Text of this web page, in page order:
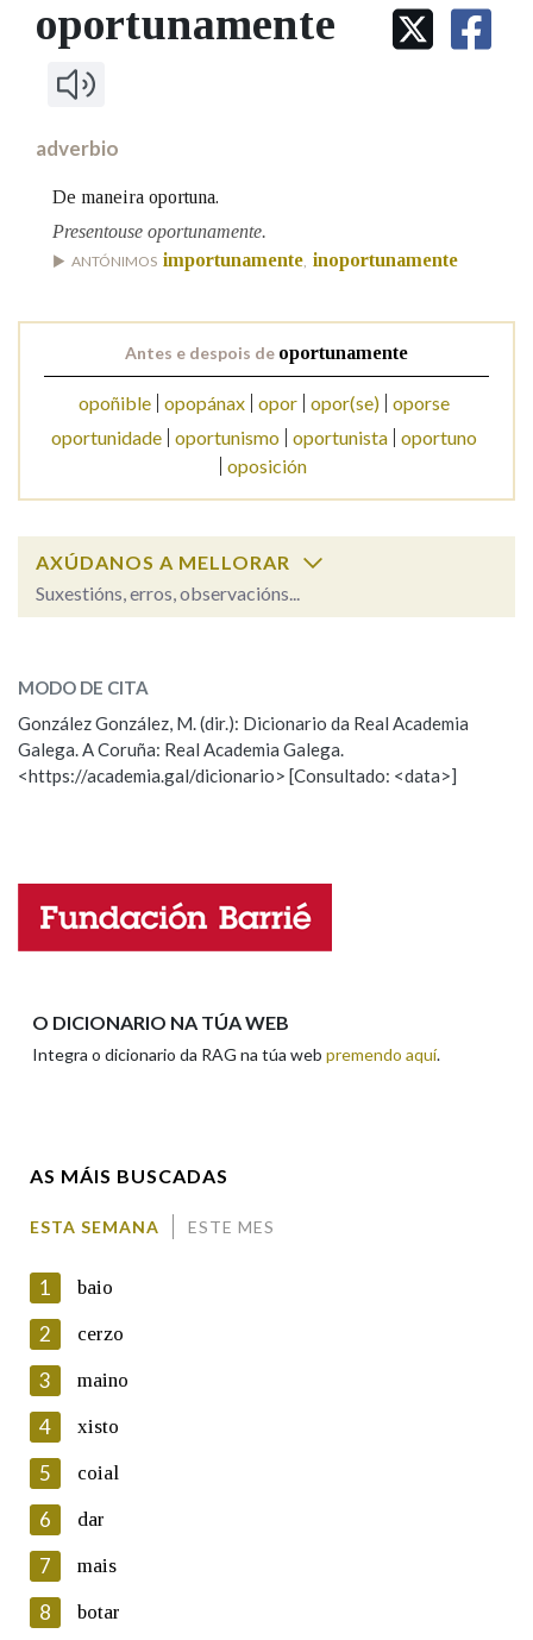
IDENTIDADE CORPORATIVA
MARCIAL DEL ADALID
FIGURAS HOMENAXEADAS
Facebook
TwitterYoutubeInstagram
Bluesky
BUSCAR NOS LEMAS
Comeza por
Contén
BUSCAR NO CONTIDO
Nas definicións
Nos exemplos
Na fraseoloxía
Marcas gramaticais
LIMPAR
oportunamente
adverbio
De maneira oportuna.
Presentouse oportunamente.
ANTÓNIMOS importunamente inoportunamente
Antes e despois de oportunamente
opoñible opopánax opor opor(se)
oporse
oportunidade
oportunismo oportunista
oportuno
oposición
AXÚDANOS A MELLORAR
Suxestións, erros, observacións...
ESCOLLE UNHA OPCIÓN:
Observación Hai un erro na palabra
Propoño mellorar a definición
Nome
En cumprimento da normativa vixente en materia de
Protección de Datos de Carácter Persoal, a Real Academia
Galega informa a aqueles usuarios que faciliten o seu correo
electrónico, así como calquera outra información de carácter
persoal, que estes datos serán obxecto de tratamento
automatizado de carácter confidencial e incorporados aos seus
ficheiros informáticos. Así mesmo, os usuarios poderán exercer o
seu dereito de acceso, rectificación, oposición e cancelación dos
seus datos poñéndose en contacto connosco.
Lin e acepto as condicións da política de
MODO DE CITA
González González, M. (dir.): Dicionario da Real Academia
Galega. A Coruña: Real Academia Galega.
<https://academia.gal/dicionario> [Consultado: <data>]
O DICIONARIO NA TÚA WEB
Integra o dicionario da RAG na túa web premendo aquí.
AS MÁIS BUSCADAS
ESTA SEMANA ESTE MES
1 baio
2 cerzo
3 maino
4 xisto
5 coial
6 dar
7 mais
8 botar